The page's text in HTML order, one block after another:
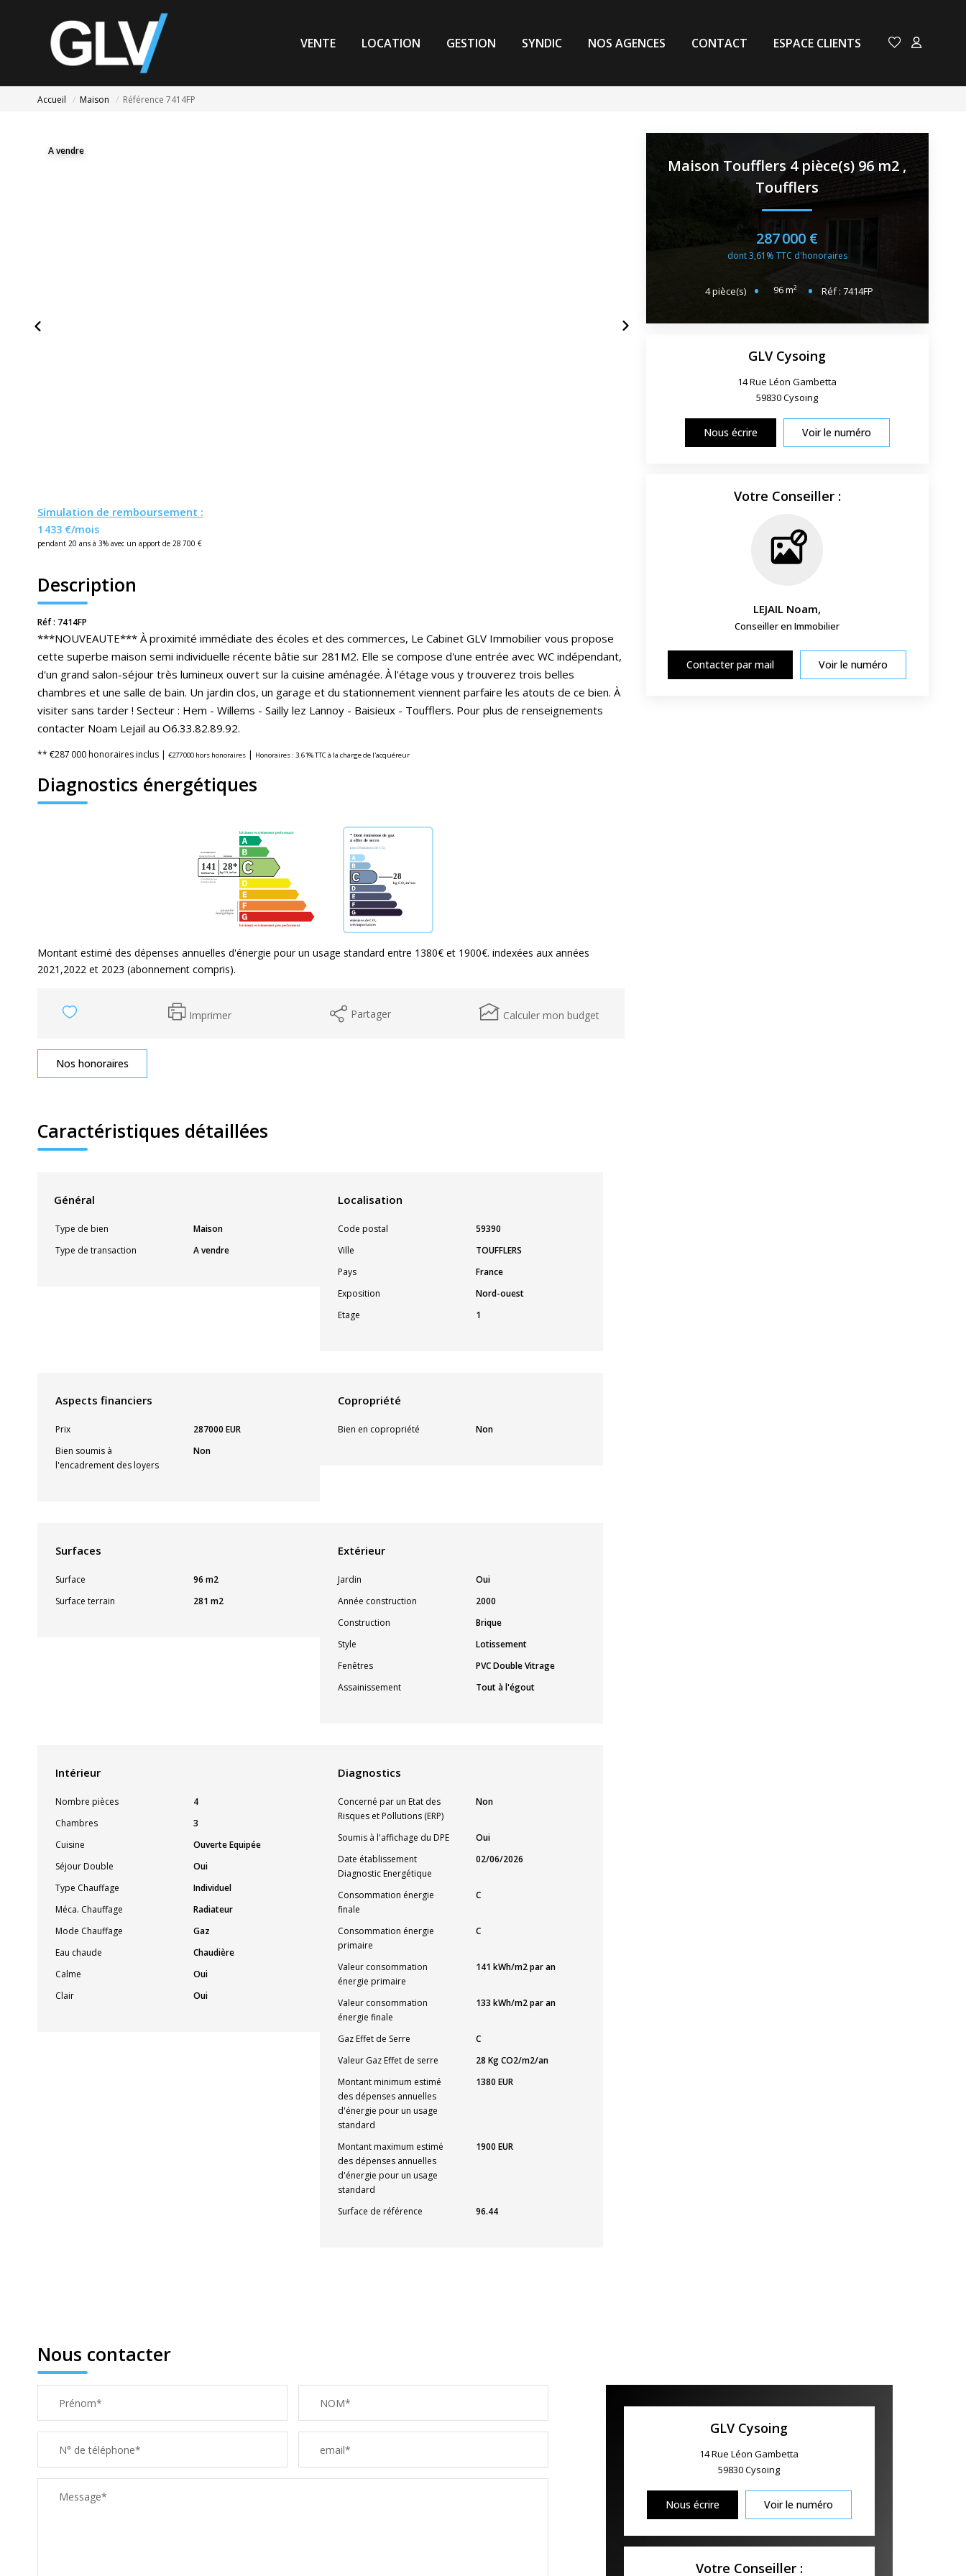
VENTE LOCATION GESTION SYNDIC NOS AGENCES CONTACT ESPACE CLIENTS
Accueil Maison Référence 7414FP
A vendre
Simulation de remboursement :
1 433 €/mois
pendant 20 ans à 3% avec un apport de 28 700 €
Description
Réf : 7414FP
***NOUVEAUTE*** À proximité immédiate des écoles et des commerces, Le Cabinet GLV Immobilier vous propose
cette superbe maison semi individuelle récente bâtie sur 281M2. Elle se compose d'une entrée avec WC indépendant,
d'un grand salon-séjour très lumineux ouvert sur la cuisine aménagée. À l'étage vous y trouverez trois belles
chambres et une salle de bain. Un jardin clos, un garage et du stationnement viennent parfaire les atouts de ce bien. À
visiter sans tarder ! Secteur : Hem - Willems - Sailly lez Lannoy - Baisieux - Toufflers. Pour plus de renseignements
contacter Noam Lejail au O6.33.82.89.92.
** €287 000honoraires inclus | €277 000 hors honoraires | Honoraires : 3.61% TTC à la charge de l'acquéreur
Diagnostics énergétiques
Montant estimé des dépenses annuelles d'énergie pour un usage standard entre 1380€ et 1900€. indexées aux années
2021,2022 et 2023 (abonnement compris).
Imprimer Partager Calculer mon budget
Nos honoraires
Caractéristiques détaillées
Général
Type de bien
Maison
Type de transaction
A vendre
Localisation
Code postal
59390
Ville
TOUFFLERS
Pays
France
Exposition
Nord-ouest
Etage
1
Aspects financiers
Prix
287000 EUR
Bien soumis à
l'encadrement des loyers
Non
Copropriété
Bien en copropriété Non
Surfaces
Surface
96 m2
Surface terrain
281 m2
Extérieur
Jardin
Oui
Année construction
2000
Construction
Brique
Style
Lotissement
Fenêtres
PVC Double Vitrage
Assainissement
Tout à l'égout
Intérieur
Nombre pièces
4
Chambres
3
Cuisine
Ouverte Equipée
Séjour Double
Oui
Type Chauffage
Individuel
Méca. Chauffage
Radiateur
Mode Chauffage
Gaz
Eau chaude
Chaudière
Calme
Oui
Clair
Oui
Diagnostics
Concerné par un Etat des
Risques et Pollutions (ERP)
Non
Soumis à l'affichage du DPE
Oui
Date établissement
Diagnostic Energétique
02/06/2026
Consommation énergie
finale
C
Consommation énergie
primaire
C
Valeur consommation
énergie primaire
141 kWh/m2 par an
Valeur consommation
énergie finale
133 kWh/m2 par an
Gaz Effet de Serre
C
Valeur Gaz Effet de serre
28 Kg CO2/m2/an
Montant minimum estimé
des dépenses annuelles
d'énergie pour un usage
standard
1380 EUR
Montant maximum estimé
des dépenses annuelles
d'énergie pour un usage
standard
1900 EUR
Surface de référence 96.44
Maison Toufflers 4 pièce(s) 96 m2 ,
Toufflers
287 000 €
dont 3,61% TTC d'honoraires
4pièce(s) 96m² Réf :7414FP
GLV Cysoing
14 Rue Léon Gambetta
59830Cysoing
Nous écrire Voir le numéro
Votre Conseiller :
LEJAIL Noam,
Conseiller en Immobilier
Contacter par mail Voir le numéro
Nous contacter
Prénom* NOM*
N° de téléphone* email*
Message*
GLV Cysoing
14 Rue Léon Gambetta
59830Cysoing
Nous écrire Voir le numéro
Votre Conseiller :